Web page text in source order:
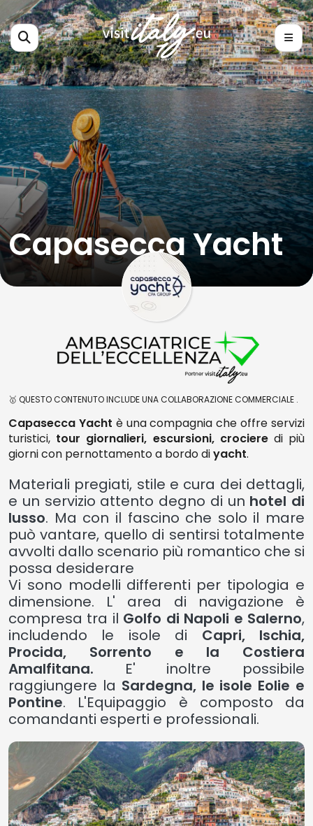
Capasecca Yacht
🥇 QUESTO CONTENUTO INCLUDE UNA COLLABORAZIONE COMMERCIALE .
Capasecca Yacht è una compagnia che offre servizi
turistici, tour giornalieri, escursioni, crocieredi più
giorni con pernottamento a bordo diyacht.
Materiali pregiati, stile e cura dei dettagli,
e un servizio attento degno di un hotel di
lusso. Ma con il fascino che solo il mare
può vantare, quello di sentirsi totalmente
avvolti dallo scenario più romantico che si
possa desiderare
Vi sono modelli differenti per tipologia e
dimensione. L' area di navigazione è
compresa tra il Golfo di Napoli e Salerno,
includendo le isole di Capri, Ischia,
Procida, Sorrento e la Costiera
Amalfitana. E' inoltre possibile
raggiungere la Sardegna, le isole Eolie e
Pontine. L'Equipaggio è composto da
comandanti esperti e professionali.